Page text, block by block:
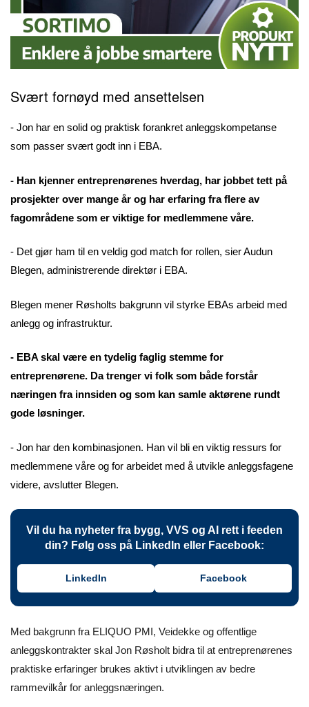
Svært fornøyd med ansettelsen
- Jon har en solid og praktisk forankret anleggskompetanse
som passer svært godt inn i EBA.
- Han kjenner entreprenørenes hverdag, har jobbet tett på
prosjekter over mange år og har erfaring fra flere av
fagområdene som er viktige for medlemmene våre.
- Det gjør ham til en veldig god match for rollen, sier Audun
Blegen, administrerende direktør i EBA.
Blegen mener Røsholts bakgrunn vil styrke EBAs arbeid med
anlegg og infrastruktur.
- EBA skal være en tydelig faglig stemme for
entreprenørene. Da trenger vi folk som både forstår
næringen fra innsiden og som kan samle aktørene rundt
gode løsninger.
- Jon har den kombinasjonen. Han vil bli en viktig ressurs for
medlemmene våre og for arbeidet med å utvikle anleggsfagene
videre, avslutter Blegen.
Vil du ha nyheter fra bygg, VVS og AI rett i feeden
din? Følg oss på LinkedIn eller Facebook:
LinkedIn Facebook
Med bakgrunn fra ELIQUO PMI, Veidekke og offentlige
anleggskontrakter skal Jon Røsholt bidra til at entreprenørenes
praktiske erfaringer brukes aktivt i utviklingen av bedre
rammevilkår for anleggsnæringen.